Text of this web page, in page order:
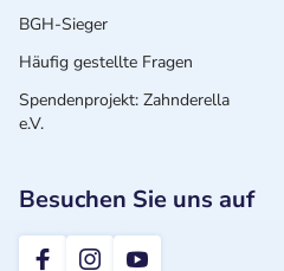
BGH-Sieger
Häufig gestellte Fragen
Spendenprojekt: Zahnderella
e.V.
Besuchen Sie uns auf